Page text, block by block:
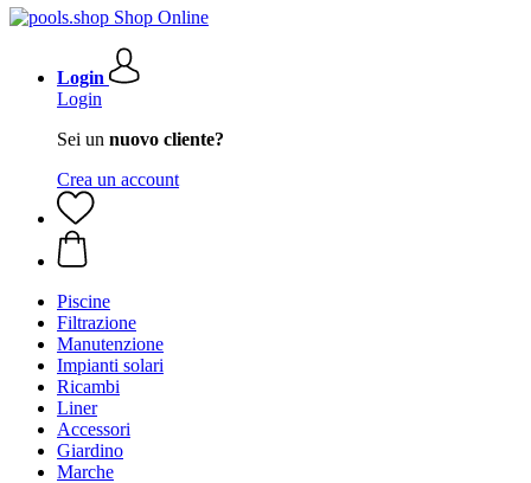
Login
Login
Sei un nuovo cliente?
Crea un account
Piscine
Filtrazione
Manutenzione
Impianti solari
Ricambi
Liner
Accessori
Giardino
Marche